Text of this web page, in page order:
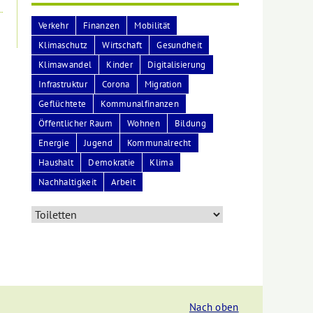
Verkehr Finanzen
Mobilität
Klimaschutz
Wirtschaft
Gesundheit
Klimawandel
Kinder
Digitalisierung
Infrastruktur
Corona
Migration
Geflüchtete
Kommunalfinanzen
Öffentlicher Raum
Wohnen
Bildung
Energie
Jugend
Kommunalrecht
Haushalt
Demokratie
Klima
Nachhaltigkeit
Arbeit
Nach oben